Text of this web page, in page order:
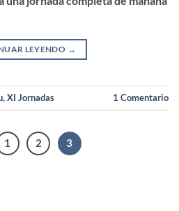
LEYENDO →
,XI Jornadas 1 Comentario
1 2 3